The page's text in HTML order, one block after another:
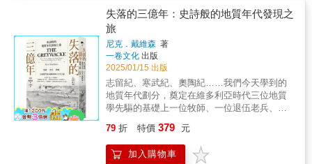
暖潮濕的中新世，再到與現今相似卻海平面更
高的上新世。這些階段揭示了氣候系統的巨大
彈性與脆弱性——地球能恢復平衡，但生命與
文明未必能在劇變中倖存。接著，作者探討氣
候如何影響人類演化與文明發展。例如，約一
萬多年前的「新仙女木事件」導致環境驟變，
迫使人類開發農業；而近代的「小冰期」則帶
來饑荒、疾病與社會動盪。這些事件顯示出，
人類社會能繁榮的前提，是氣候的相對穩定。
次是人為加速造成的。燃燒化石燃料、森林砍
伐與工業排放，正以前所未有的速度改變大氣
組成與地球能量平衡。雖然地球過去曾歷經氣
海岸線決定了今日的選舉版圖， 《文明的原
點》讓我們看見：岩石、風向與洋流， 才是隱
藏在王權興衰與工業革命背後的真正推手。 閱
讀《文明的原點》，你將獲得一副「地質眼
鏡」， 驚覺腳下的每一寸土地，都深刻左右著
人類的命運。 達奈爾的書寫，極為優美且條理
分明。 他那極具感染力的好奇心與熱情，牽引
著讀者一頁頁欲罷不能的讀下去。 他將地質
學、海洋學、氣象學、地理學、古生物學、考
古學和政治史融會貫通， 寫作手法令人聯想到
&mdash;&mdash;《自然》期刊 《文明的原
失落的三億年：史詩般的地質年代發現之
旅
尼克．戴維森 著
一卷文化 出版
2025/01/15 出版
志留紀、寒武紀、奧陶紀……我們今天學到的
地質年代劃分，奠定在維多利亞時代三位地質
學先驅的基礎上一位牧師、一位退伍老兵、一
學家，解開地球古生代的謎團行遍三千里，發
現三億年!!三位出身背景不同，也各有著不同的
個性，他們既合作又競爭，於崎嶇地形間跋山
79 折 特價 379 元
加入購物車